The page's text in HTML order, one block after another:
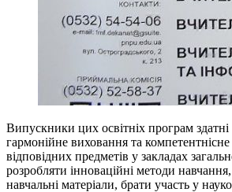
Випускники цих освітніх програм здатні
гармонійне виховання та
відповідних предметів у закладах
розробляти інноваційні методи
навчальні матеріали, брати участь у